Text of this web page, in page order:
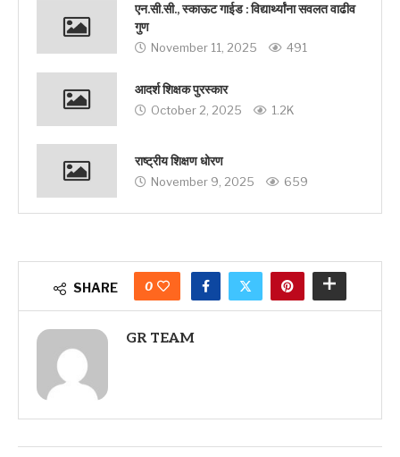
एन.सी.सी., स्काऊट गाईड : विद्यार्थ्यांना सवलत वाढीव
गुण
November 11, 2025 491
आदर्श शिक्षक पुरस्कार
October 2, 2025 1.2K
राष्ट्रीय शिक्षण धोरण
November 9, 2025 659
SHARE 0
GR TEAM